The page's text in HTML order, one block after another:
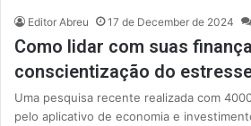
Editor Abreu 17 de December de 2024
Como lidar com suas
conscientização do
Uma pesquisa recente realizada com
pelo aplicativo de economia e